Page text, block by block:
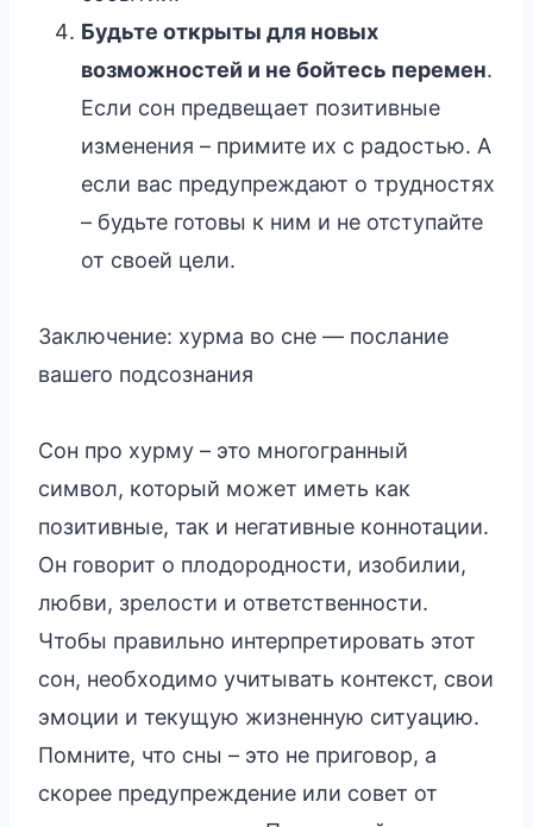
Будьте открыты для новых
возможностей и не бойтесь перемен.
Если сон предвещает позитивные
изменения – примите их с радостью. А
если вас предупреждают о трудностях
– будьте готовы к ним и не отступайте
от своей цели.
Заключение: хурма во сне — послание
вашего подсознания
Сон про хурму – это многогранный
символ, который может иметь как
позитивные, так и негативные коннотации.
Он говорит о плодородности, изобилии,
любви, зрелости и ответственности.
Чтобы правильно интерпретировать этот
сон, необходимо учитывать контекст, свои
эмоции и текущую жизненную ситуацию.
Помните, что сны – это не приговор, а
скорее предупреждение или совет от